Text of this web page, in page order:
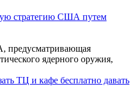
стратегию США путем
предусматривающая
ядерного оружия,